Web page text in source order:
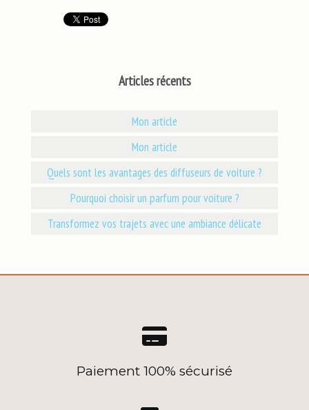
Articles récents
Mon article
Mon article
Quels sont les avantages des diffuseurs de voiture ?
Pourquoi choisir un parfum pour voiture ?
Transformez vos trajets avec une ambiance délicate

Paiement 100% sécurisé